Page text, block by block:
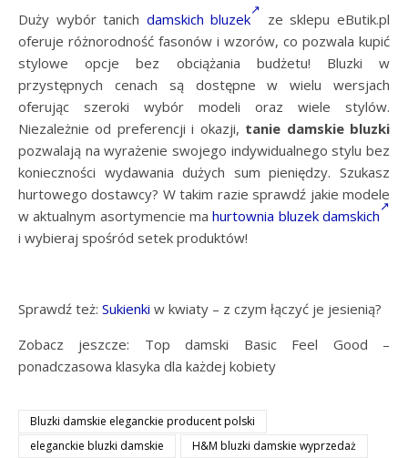
Duży wybór tanich damskich bluzek
ze sklepu eButik.pl
oferuje różnorodność fasonów i wzorów, co pozwala kupić
stylowe opcje bez obciążania budżetu! Bluzki w
przystępnych cenach są dostępne w wielu wersjach
oferując szeroki wybór modeli oraz wiele stylów.
Niezależnie od preferencji i okazji, tanie damskie bluzki
pozwalają na wyrażenie swojego indywidualnego stylu bez
konieczności wydawania dużych sum pieniędzy. Szukasz
hurtowego dostawcy? W takim razie sprawdź jakie modele
w aktualnym asortymencie mahurtownia bluzek damskich
i wybieraj spośród setek produktów!
Sprawdź też: Sukienki w kwiaty – z czym łączyć je jesienią?
Zobacz jeszcze: Top damski Basic Feel Good –
ponadczasowa klasyka dla każdej kobiety
Bluzki damskie eleganckie producent polski
eleganckie bluzki damskie
H&M bluzki damskie wyprzedaż